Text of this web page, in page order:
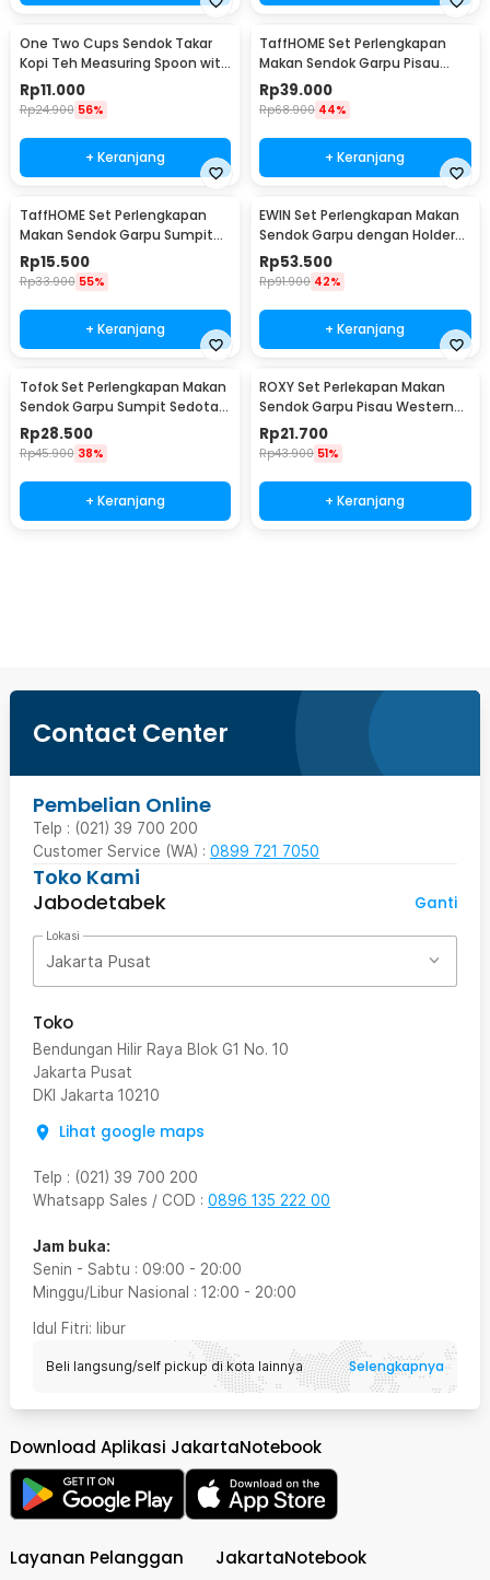
One Two Cups Sendok Takar
Kopi Teh Measuring Spoon with
Clip - G166
Rp11.000
Rp24.900 56%
+ Keranjang
TaffHOME Set Perlengkapan
Makan Sendok Garpu Pisau
Sumpit 8 PCS - EA02300
Rp39.000
Rp68.900 44%
+ Keranjang
TaffHOME Set Perlengkapan
Makan Sendok Garpu Sumpit
Pouch Cutlery Set - T1
Rp15.500
Rp33.900 55%
+ Keranjang
EWIN Set Perlengkapan Makan
Sendok Garpu dengan Holder
Angsa Swan Rack - NP311
Rp53.500
Rp91.900 42%
+ Keranjang
Tofok Set Perlengkapan Makan
Sendok Garpu Sumpit Sedotan
dengan Pouch - T5
Rp28.500
Rp45.900 38%
+ Keranjang
ROXY Set Perlekapan Makan
Sendok Garpu Pisau Western
Cutlery Set 4 PCS - C24
Rp21.700
Rp43.900 51%
+ Keranjang
Contact Center
Pembelian Online
Telp : (021) 39 700 200
Customer Service (WA) : 0899 721 7050
Toko Kami
Jabodetabek
Ganti
Lokasi
Jakarta Pusat
Toko
Bendungan Hilir Raya Blok G1 No. 10
Jakarta Pusat
DKI Jakarta 10210
Lihat google maps
Telp : (021) 39 700 200
Whatsapp Sales / COD : 0896 135 222 00
Jam buka:
Senin - Sabtu : 09:00 - 20:00
Minggu/Libur Nasional : 12:00 - 20:00
Idul Fitri: libur
Beli langsung/self pickup di kota lainnya Selengkapnya
Download Aplikasi JakartaNotebook
Layanan Pelanggan JakartaNotebook